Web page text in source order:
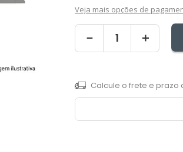
Veja mais opções de
＋
－